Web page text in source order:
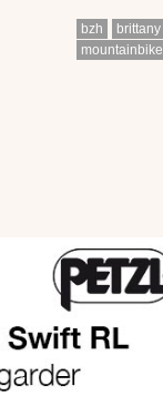
bzh brittany
mountainbike